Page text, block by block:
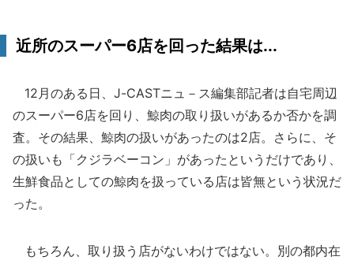
近所のスーパー6店を回った結果は...
12月のある日、J-CASTニュ－ス編集部記者は自宅周辺
のスーパー6店を回り、鯨肉の取り扱いがあるか否かを調
査。その結果、鯨肉の扱いがあったのは2店。さらに、そ
の扱いも「クジラベーコン」があったというだけであり、
生鮮食品としての鯨肉を扱っている店は皆無という状況だ
った。
もちろん、取り扱う店がないわけではない。別の都内在